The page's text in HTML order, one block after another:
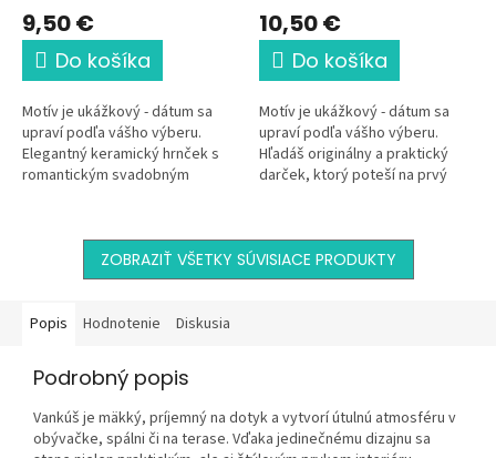
9,50 €
Do košíka
Motív je ukážkový - dátum sa
upraví podľa vášho výberu.
Elegantný keramický hrnček s
romantickým svadobným
10,50 €
Do košíka
Motív je ukážkový - dátum sa
upraví podľa vášho výberu.
Hľadáš originálny a praktický
darček, ktorý poteší na prvý
ZOBRAZIŤ VŠETKY SÚVISIACE PRODUKTY
Popis Hodnotenie Diskusia
Podrobný popis
Vankúš je mäkký, príjemný na dotyk a vytvorí útulnú atmosféru v
obývačke, spálni či na terase. Vďaka jedinečnému dizajnu sa